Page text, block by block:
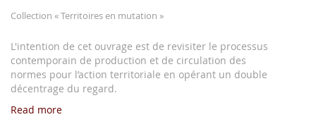
the
gallery
Collection « Territoires en mutation »
L'intention de cet ouvrage est de revisiter le processus
contemporain de production et de circulation des
normes pour l’action territoriale en opérant un double
décentrage du regard.
Read more